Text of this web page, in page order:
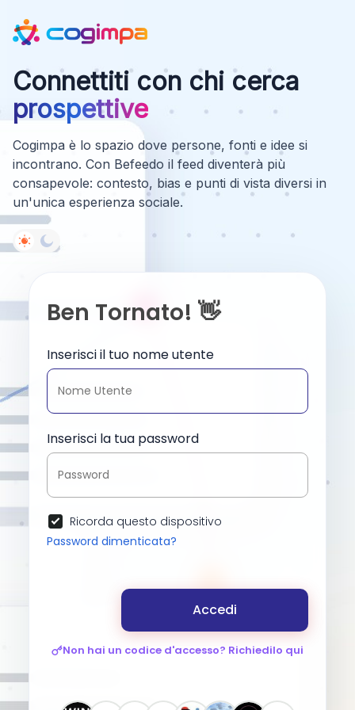
Connettiti con chi cerca
prospettive
Cogimpa è lo spazio dove persone, fonti e idee si
incontrano. Con Befeedo il feed diventerà più
consapevole: contesto, bias e punti di vista diversi in
un'unica esperienza sociale.
Ben Tornato! 👋
Inserisci il tuo nome utente
Inserisci la tua password
Ricorda questo dispositivo
Password dimenticata?
Accedi
Non hai un codice d'accesso? Richiedilo qui